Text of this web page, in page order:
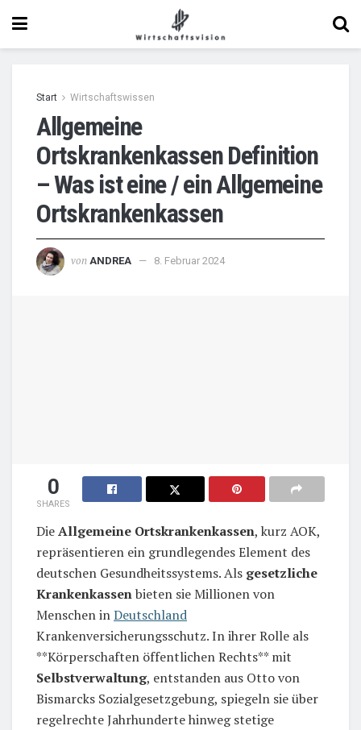
Start Wirtschaftswissen
Allgemeine
Ortskrankenkassen Definition
– Was ist eine / ein Allgemeine
Ortskrankenkassen
von ANDREA 8. Februar 2024
0
SHARES
DieAllgemeine Ortskrankenkassen, kurz AOK,
repräsentieren ein grundlegendes Element des
deutschen Gesundheitssystems. Als gesetzliche
Krankenkassenbieten sie Millionen von
Menschen inDeutschland
Krankenversicherungsschutz. In ihrer Rolle als
**Körperschaften öffentlichen Rechts** mit
Selbstverwaltung, entstanden aus Otto von
Bismarcks Sozialgesetzgebung, spiegeln sie über
regelrechte Jahrhunderte hinweg stetige